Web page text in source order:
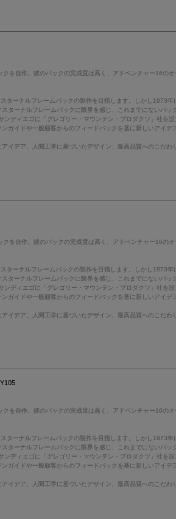
自作。彼のパックの完成度は高く、アドベンチャー16の
ーナルフレームパックの製作を目指します。しかし1973
ーナルフレームパックに限界を感じ、これまでにないパ
ディエゴに「グレゴリー・マウンテン・プロダクツ」社
イドや一般顧客からのフィードバックを基に新しいアイデ
デア、人間工学に基づいたデザイン、最高品質へのこだ
自作。彼のパックの完成度は高く、アドベンチャー16の
ーナルフレームパックの製作を目指します。しかし1973
ーナルフレームパックに限界を感じ、これまでにないパ
ディエゴに「グレゴリー・マウンテン・プロダクツ」社
イドや一般顧客からのフィードバックを基に新しいアイデ
デア、人間工学に基づいたデザイン、最高品質へのこだ
自作。彼のパックの完成度は高く、アドベンチャー16の
ーナルフレームパックの製作を目指します。しかし1973
ーナルフレームパックに限界を感じ、これまでにないパ
ディエゴに「グレゴリー・マウンテン・プロダクツ」社
イドや一般顧客からのフィードバックを基に新しいアイデ
デア、人間工学に基づいたデザイン、最高品質へのこだ